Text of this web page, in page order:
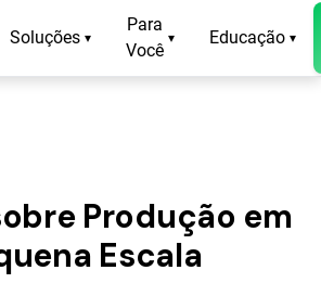
Soluções ▾
Para
Você
▾ Educação ▾
Produção em
Escala